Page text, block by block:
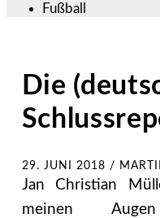
Fußball
Die
29. JUNI 2018 /
Jan Christian
meinen